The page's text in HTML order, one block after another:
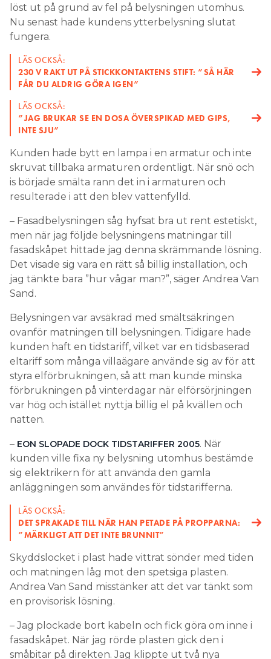
löst ut på grund av fel på belysningen utomhus.
Nu senast hade kundens ytterbelysning slutat
fungera.
LÄS OCKSÅ:
230 V RAKT UT PÅ STICKKONTAKTENS STIFT: ”SÅ HÄR
FÅR DU ALDRIG GÖRA IGEN”
LÄS OCKSÅ:
”JAG BRUKAR SE EN DOSA ÖVERSPIKAD MED GIPS,
INTE SJU”
Kunden hade bytt en lampa i en armatur och inte
skruvat tillbaka armaturen ordentligt. När snö och
is började smälta rann det in i armaturen och
resulterade i att den blev vattenfylld.
– Fasadbelysningen såg hyfsat bra ut rent estetiskt,
men när jag följde belysningens matningar till
fasadskåpet hittade jag denna skrämmande lösning.
Det visade sig vara en rätt så billig installation, och
jag tänkte bara ”hur vågar man?”, säger Andrea Van
Sand.
Belysningen var avsäkrad med smältsäkringen
ovanför matningen till belysningen. Tidigare hade
kunden haft en tidstariff, vilket var en tidsbaserad
eltariff som många villaägare använde sig av för att
styra elförbrukningen, så att man kunde minska
förbrukningen på vinterdagar när elförsörjningen
var hög och istället nyttja billig el på kvällen och
natten.
– EON SLOPADE DOCK TIDSTARIFFER 2005. När
kunden ville fixa ny belysning utomhus bestämde
sig elektrikern för att använda den gamla
anläggningen som användes för tidstarifferna.
LÄS OCKSÅ:
DET SPRAKADE TILL NÄR HAN PETADE PÅ PROPPARNA:
”MÄRKLIGT ATT DET INTE BRUNNIT”
Skyddslocket i plast hade vittrat sönder med tiden
och matningen låg mot den spetsiga plasten.
Andrea Van Sand misstänker att det var tänkt som
en provisorisk lösning.
– Jag plockade bort kabeln och fick göra om inne i
fasadskåpet. När jag rörde plasten gick den i
småbitar på direkten. Jag klippte ut två nya